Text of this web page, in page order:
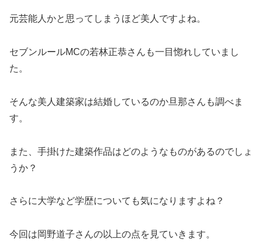
元芸能人かと思ってしまうほど美人ですよね。
セブンルールMCの若林正恭さんも一目惚れしていまし
た。
そんな美人建築家は結婚しているのか旦那さんも調べま
す。
また、手掛けた建築作品はどのようなものがあるのでしょ
うか？
さらに大学など学歴についても気になりますよね？
今回は岡野道子さんの以上の点を見ていきます。